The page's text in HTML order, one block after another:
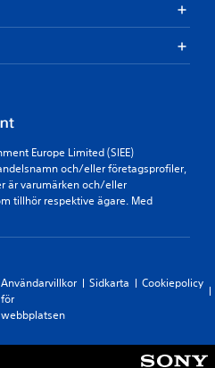
Europe Limited (SIEE)
och/eller företagsprofiler,
är varumärken och/eller
tillhör respektive ägare. Med
Användarvillkor
för
webbplatsen
Sidkarta Cookiepolicy